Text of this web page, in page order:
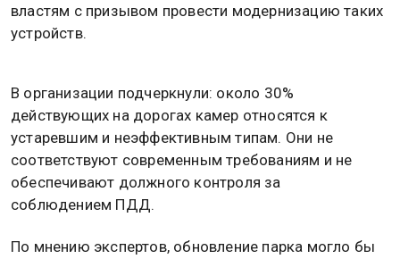
властям с призывом провести модернизацию таких
устройств.
В организации подчеркнули: около 30%
действующих на дорогах камер относятся к
устаревшим и неэффективным типам. Они не
соответствуют современным требованиям и не
обеспечивают должного контроля за
соблюдением ПДД.
По мнению экспертов, обновление парка могло бы